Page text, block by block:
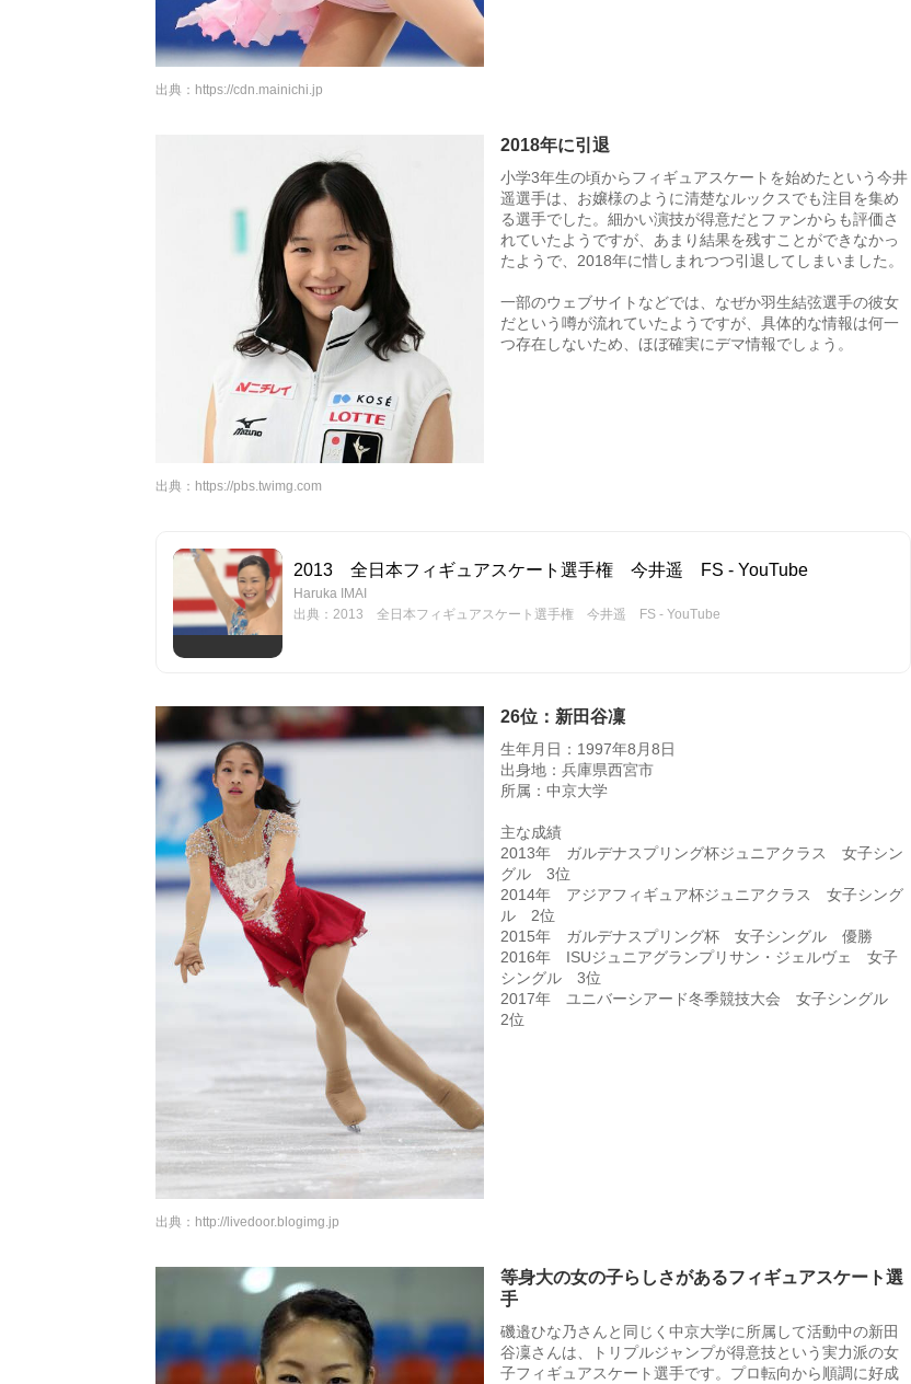
出典： https://cdn.mainichi.jp
2018年に引退
小学3年生の頃からフィギュアスケートを始めたという今井
遥選手は、お嬢様のように清楚なルックスでも注目を集め
る選手でした。細かい演技が得意だとファンからも評価さ
れていたようですが、あまり結果を残すことができなかっ
たようで、2018年に惜しまれつつ引退してしまいました。
一部のウェブサイトなどでは、なぜか羽生結弦選手の彼女
だという噂が流れていたようですが、具体的な情報は何一
つ存在しないため、ほぼ確実にデマ情報でしょう。
出典： https://pbs.twimg.com
2013 全日本フィギュアスケート選手権 今井遥 FS - YouTube
Haruka IMAI
出典：2013 全日本フィギュアスケート選手権 今井遥 FS - YouTube
26位：新田谷凜
生年月日：1997年8月8日
出身地：兵庫県西宮市
所属：中京大学
主な成績
2013年 ガルデナスプリング杯ジュニアクラス 女子シン
グル 3位
2014年 アジアフィギュア杯ジュニアクラス 女子シング
ル 2位
2015年 ガルデナスプリング杯 女子シングル 優勝
2016年 ISUジュニアグランプリサン・ジェルヴェ 女子
シングル 3位
2017年 ユニバーシアード冬季競技大会 女子シングル
2位
出典： http://livedoor.blogimg.jp
等身大の女の子らしさがあるフィギュアスケート選
手
磯邉ひな乃さんと同じく中京大学に所属して活動中の新田
谷凜さんは、トリプルジャンプが得意技という実力派の女
子フィギュアスケート選手です。プロ転向から順調に好成